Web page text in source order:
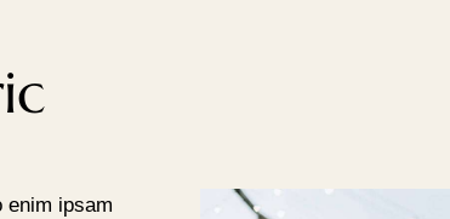
enim ipsam